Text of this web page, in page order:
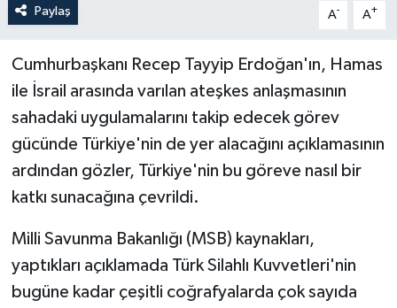
Paylaş A- A+
Cumhurbaşkanı Recep Tayyip Erdoğan'ın, Hamas
ile İsrail arasında varılan ateşkes anlaşmasının
sahadaki uygulamalarını takip edecek görev
gücünde Türkiye'nin de yer alacağını açıklamasının
ardından gözler, Türkiye'nin bu göreve nasıl bir
katkı sunacağına çevrildi.
Milli Savunma Bakanlığı (MSB) kaynakları,
yaptıkları açıklamada Türk Silahlı Kuvvetleri'nin
bugüne kadar çeşitli coğrafyalarda çok sayıda